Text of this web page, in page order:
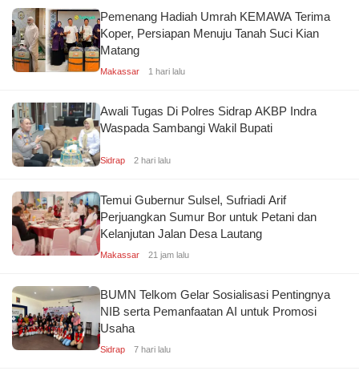
Pemenang Hadiah Umrah KEMAWA Terima
Koper, Persiapan Menuju Tanah Suci Kian
Matang
Makassar 1 hari lalu
Awali Tugas Di Polres Sidrap AKBP Indra
Waspada Sambangi Wakil Bupati
Sidrap 2 hari lalu
Temui Gubernur Sulsel, Sufriadi Arif
Perjuangkan Sumur Bor untuk Petani dan
Kelanjutan Jalan Desa Lautang
Makassar 21 jam lalu
BUMN Telkom Gelar Sosialisasi Pentingnya
NIB serta Pemanfaatan AI untuk Promosi
Usaha
Sidrap 7 hari lalu